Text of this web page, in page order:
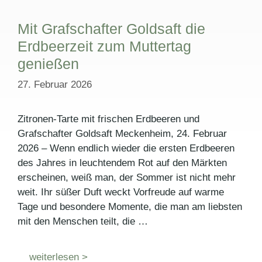
Mit Grafschafter Goldsaft die
Erdbeerzeit zum Muttertag
genießen
27. Februar 2026
Zitronen-Tarte mit frischen Erdbeeren und
Grafschafter Goldsaft Meckenheim, 24. Februar
2026 – Wenn endlich wieder die ersten Erdbeeren
des Jahres in leuchtendem Rot auf den Märkten
erscheinen, weiß man, der Sommer ist nicht mehr
weit. Ihr süßer Duft weckt Vorfreude auf warme
Tage und besondere Momente, die man am liebsten
mit den Menschen teilt, die …
weiterlesen >